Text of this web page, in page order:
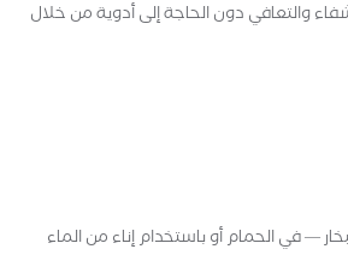
والتعافي دون الحاجة إلى أدوية من خلال
— في الحمام أو باستخدام إناء من الماء